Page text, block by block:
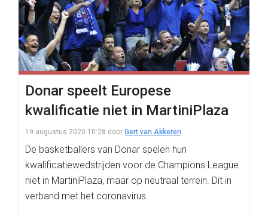
Donar speelt Europese
kwalificatie niet in MartiniPlaza
19 augustus 2020 10:28 door Gert van Akkeren
De basketballers van Donar spelen hun
kwalificatiewedstrijden voor de Champions League
niet in MartiniPlaza, maar op neutraal terrein. Dit in
verband met het coronavirus.